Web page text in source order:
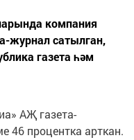
компания
журнал сатылган,
газета һәм
АҖ газета-
46 процентка арткан.